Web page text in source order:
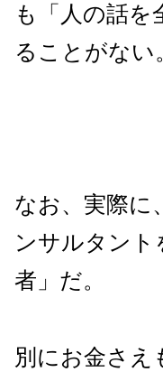
も「人の話
ることがない
なお、実際に
ンサルタン
者」だ。
別にお金さ